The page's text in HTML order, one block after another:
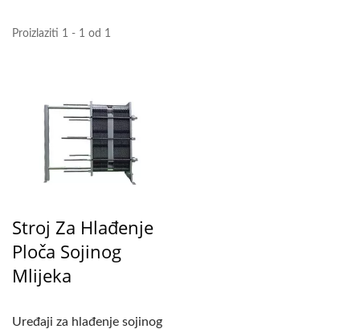
Proizlaziti 1 - 1 od 1
Stroj Za Hlađenje
Ploča Sojinog
Mlijeka
Uređaji za hlađenje sojinog